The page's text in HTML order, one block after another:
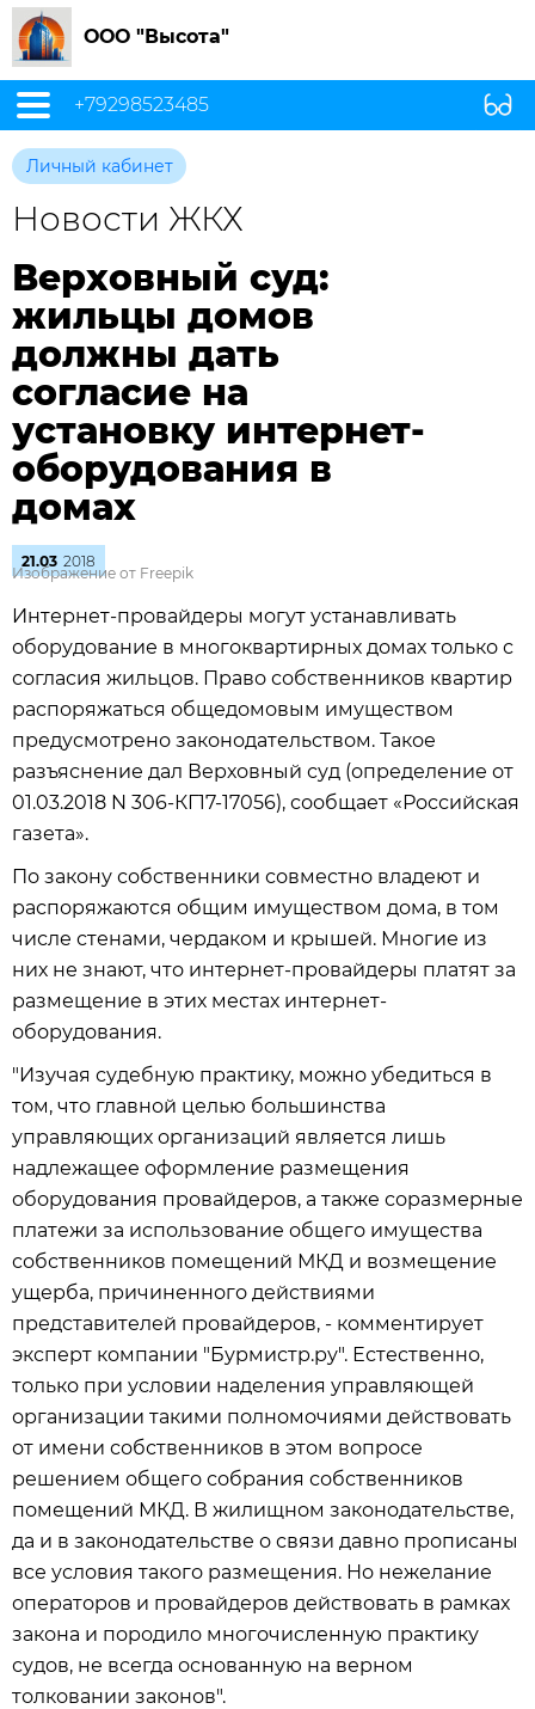
ООО "Высота"
+79298523485
Личный кабинет
Новости ЖКХ
Верховный суд:
жильцы домов
должны дать
согласие на
установку интернет-
оборудования в
домах
21.03 2018
Изображение от Freepik
Интернет-провайдеры могут устанавливать
оборудование в многоквартирных домах только с
согласия жильцов. Право собственников квартир
распоряжаться общедомовым имуществом
предусмотрено законодательством. Такое
разъяснение дал Верховный суд (определение от
01.03.2018 N 306-КГ17-17056), сообщает «Российская
газета».
По закону собственники совместно владеют и
распоряжаются общим имуществом дома, в том
числе стенами, чердаком и крышей. Многие из
них не знают, что интернет-провайдеры платят за
размещение в этих местах интернет-
оборудования.
"Изучая судебную практику, можно убедиться в
том, что главной целью большинства
управляющих организаций является лишь
надлежащее оформление размещения
оборудования провайдеров, а также соразмерные
платежи за использование общего имущества
собственников помещений МКД и возмещение
ущерба, причиненного действиями
представителей провайдеров, - комментирует
эксперт компании "Бурмистр.ру". Естественно,
только при условии наделения управляющей
организации такими полномочиями действовать
от имени собственников в этом вопросе
решением общего собрания собственников
помещений МКД. В жилищном законодательстве,
да и в законодательстве о связи давно прописаны
все условия такого размещения. Но нежелание
операторов и провайдеров действовать в рамках
закона и породило многочисленную практику
судов, не всегда основанную на верном
толковании законов".